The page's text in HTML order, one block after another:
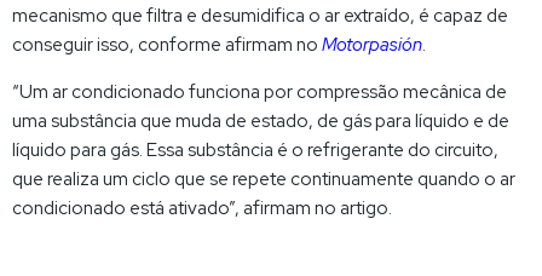
mecanismo que filtra e desumidifica o ar extraído, é capaz de
conseguir isso, conforme afirmam no Motorpasión.
“Um ar condicionado funciona por compressão mecânica de
uma substância que muda de estado, de gás para líquido e de
líquido para gás. Essa substância é o refrigerante do circuito,
que realiza um ciclo que se repete continuamente quando o ar
condicionado está ativado”, afirmam no artigo.